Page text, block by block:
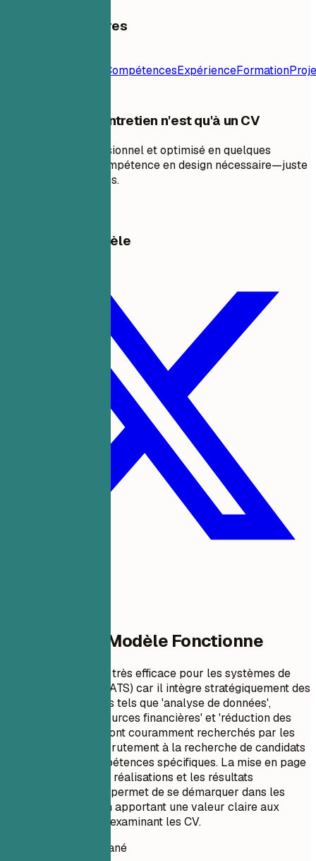
Table des matières
CompétencesExpérienceFormation
Votre Prochain Entretien n'est qu'à un CV
Créez un CV professionnel et optimisé en quelques
minutes. Aucune compétence en design nécessaire—juste
des résultats prouvés.
Partager ce modèle
Pourquoi Ce Modèle Fonctionne
Ce format de CV est très efficace pour les systèmes de
suivi des candidats (ATS) car il intègre stratégiquement des
mots-clés pertinents tels que 'analyse de données',
'allocation des ressources financières' et 'réduction des
coûts'. Ces termes sont couramment recherchés par les
responsables du recrutement à la recherche de candidats
possédant des compétences spécifiques. La mise en page
se concentre sur les réalisations et les résultats
quantifiables, ce qui permet de se démarquer dans les
logiciels ATS tout en apportant une valeur claire aux
recruteurs humains examinant les CV.
Score de CV instantané